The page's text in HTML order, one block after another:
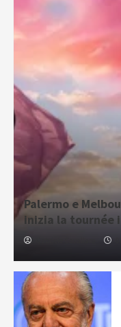
Palermo e
inizia la tournée